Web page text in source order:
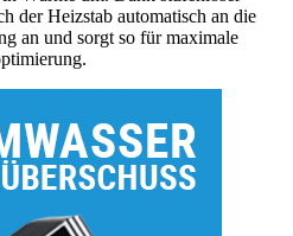
der Heizstab automatisch an die
an und sorgt so für maximale